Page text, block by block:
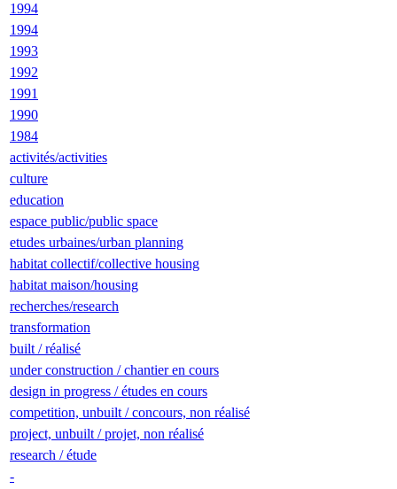
1994
1994
1993
1992
1991
1990
1984
activités/activities
culture
education
espace public/public space
etudes urbaines/urban planning
habitat collectif/collective housing
habitat maison/housing
recherches/research
transformation
built / réalisé
under construction / chantier en cours
design in progress / études en cours
competition, unbuilt / concours, non réalisé
project, unbuilt / projet, non réalisé
research / étude
-